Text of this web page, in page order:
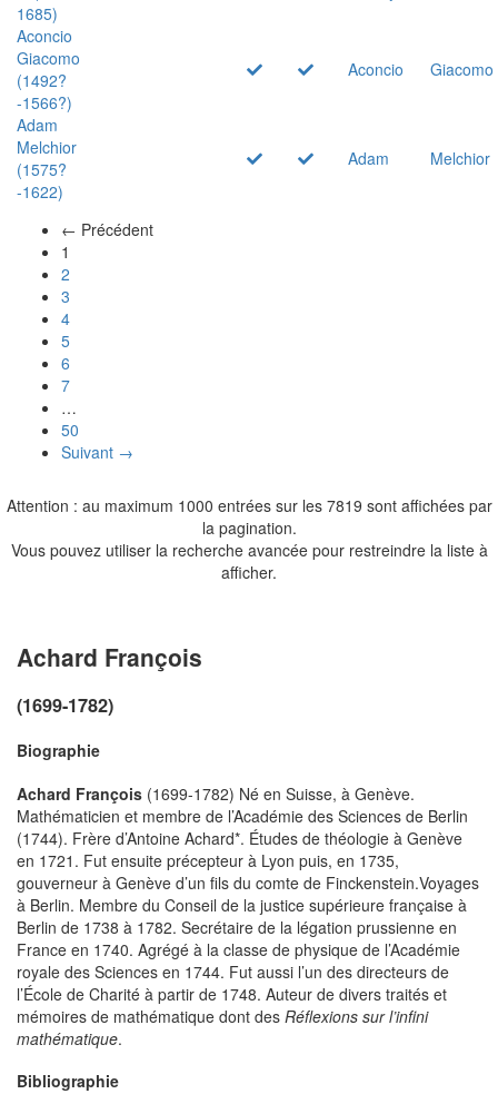
1685)
Aconcio
Giacomo
(1492?
-1566?)
Aconcio Giacomo
Adam
Melchior
(1575?
-1622)
Adam Melchior
← Précédent
1
2
3
4
5
6
7
…
50
Suivant →
Attention : au maximum 1000 entrées sur les 7819 sont affichées par
la pagination.
Vous pouvez utiliser la recherche avancée pour restreindre la liste à
afficher.
Achard François
(1699-1782)
Biographie
Achard François (1699-1782) Né en Suisse, à Genève.
Mathématicien et membre de l’Académie des Sciences de Berlin
(1744). Frère d’Antoine Achard*. Études de théologie à Genève
en 1721. Fut ensuite précepteur à Lyon puis, en 1735,
gouverneur à Genève d’un fils du comte de Finckenstein.Voyages
à Berlin. Membre du Conseil de la justice supérieure française à
Berlin de 1738 à 1782. Secrétaire de la légation prussienne en
France en 1740. Agrégé à la classe de physique de l’Académie
royale des Sciences en 1744. Fut aussi l’un des directeurs de
l’École de Charité à partir de 1748. Auteur de divers traités et
mémoires de mathématique dont des Réflexions sur l’infini
mathématique.
Bibliographie